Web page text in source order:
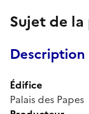
Sujet de
Description
Édifice
Palais des Papes